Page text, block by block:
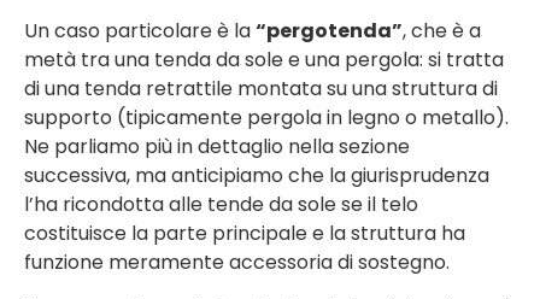
Un caso particolare è la“pergotenda”, che è a
metà tra una tenda da sole e una pergola: si tratta
di una tenda retrattile montata su una struttura di
supporto (tipicamente pergola in legno o metallo).
Ne parliamo più in dettaglio nella sezione
successiva, ma anticipiamo che la giurisprudenza
l’ha ricondotta alle tende da sole se il telo
costituisce la parte principale e la struttura ha
funzione meramente accessoria di sostegno.